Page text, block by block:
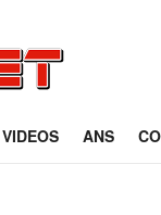
VIDEOS ANS